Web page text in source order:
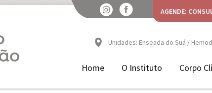
AGENDE:
Unidades: Enseada do Suá /
Home O Instituto Corpo